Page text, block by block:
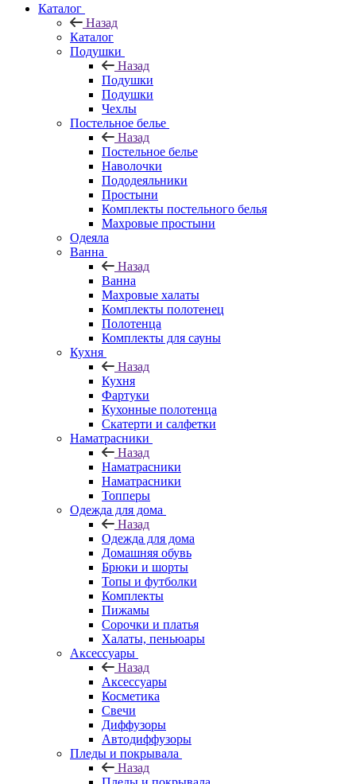
Каталог
Назад
Каталог
Подушки
Назад
Подушки
Подушки
Чехлы
Постельное белье
Назад
Постельное белье
Наволочки
Пододеяльники
Простыни
Комплекты постельного белья
Махровые простыни
Одеяла
Ванна
Назад
Ванна
Махровые халаты
Комплекты полотенец
Полотенца
Комплекты для сауны
Кухня
Назад
Кухня
Фартуки
Кухонные полотенца
Скатерти и салфетки
Наматрасники
Назад
Наматрасники
Наматрасники
Топперы
Одежда для дома
Назад
Одежда для дома
Домашняя обувь
Брюки и шорты
Топы и футболки
Комплекты
Пижамы
Сорочки и платья
Халаты, пеньюары
Аксессуары
Назад
Аксессуары
Косметика
Свечи
Диффузоры
Автодиффузоры
Пледы и покрывала
Назад